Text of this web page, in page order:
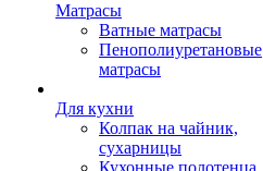
Матрасы
Ватные матрасы
Пенополиуретановые
матрасы
Для кухни
Колпак на чайник,
сухарницы
Кухонные полотенца,